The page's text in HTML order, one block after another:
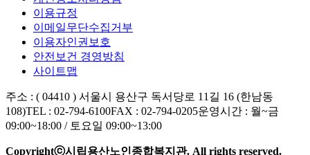
이용규정
이메일무단수집거부
이용자인권보호
안전보건 경영방침
사이트맵
주소 : ( 04410 ) 서울시 용산구 독서당로 11길 16 (한남동
108)TEL : 02-794-6100FAX : 02-794-0205운영시간 : 월~금
09:00~18:00 / 토요일 09:00~13:00
Copyrightⓒ시립용산노인종합복지관. All rights reserved.